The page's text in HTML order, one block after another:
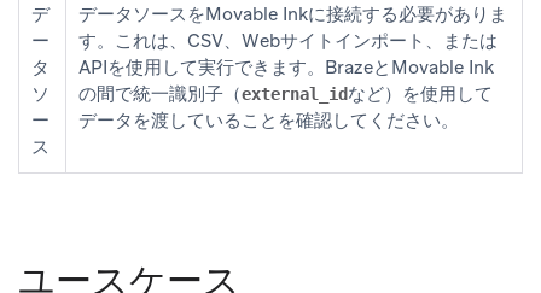
デ
ー
タ
ソ
ー
ス
データソースをMovable Inkに接続する必要がありま
す。これは、CSV、Webサイトインポート、または
APIを使用して実行できます。BrazeとMovable Ink
の間で統一識別子（external_idなど）を使用して
データを渡していることを確認してください。
ユースケース